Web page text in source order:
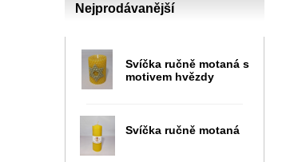
Nejprodávanější
Svíčka ručně motaná s
motivem hvězdy
Svíčka ručně motaná